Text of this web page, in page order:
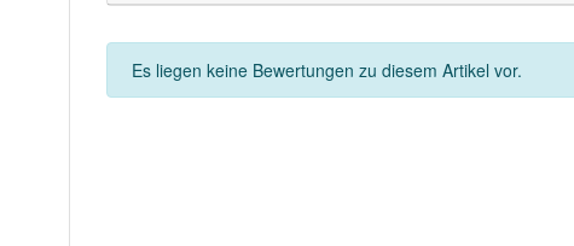
Es liegen keine Bewertungen zu diesem Artikel vor.